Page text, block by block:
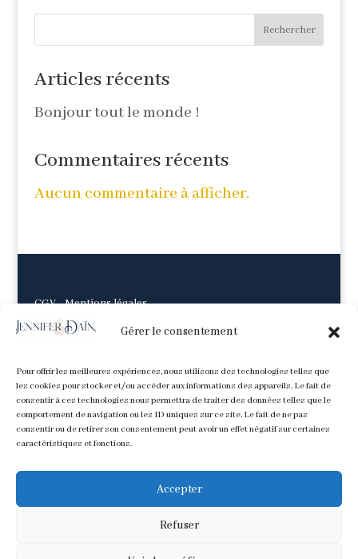
Gérer le consentement
Pour offrir les meilleures expériences, nous utilisons des technologies telles que
les cookies pour stocker et/ou accéder aux informations des appareils. Le fait de
consentir à ces technologies nous permettra de traiter des données telles que le
comportement de navigation ou les ID uniques sur ce site. Le fait de ne pas
consentir ou de retirer son consentement peut avoir un effet négatif sur certaines
caractéristiques et fonctions.
Accepter
Refuser
Rechercher
Articles récents
Bonjour tout le monde !
Commentaires récents
Aucun commentaire à afficher.
CGV-Mentions légales